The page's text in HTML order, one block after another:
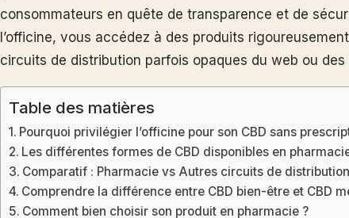
consommateurs en quête de transparence et de
l’officine, vous accédez à des produits
circuits de distribution parfois opaques du web ou
Table des matières
Pourquoi privilégier l’officine pour son CBD sans
Les différentes formes de CBD disponibles en
Comparatif : Pharmacie vs Autres circuits de distribution
Comprendre la différence entre CBD bien-être et CBD
Comment bien choisir son produit en pharmacie ?